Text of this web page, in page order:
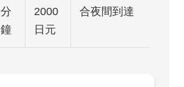
分
鐘
2000
日元
合夜間到達